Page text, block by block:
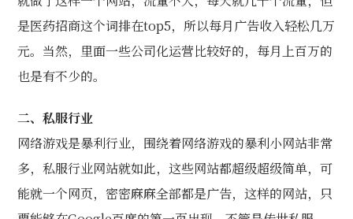
是医药招商这个词排在top5，所以每月广告收入轻松几万
元。当然，里面一些公司化运营比较好的，每月上百万的
也是有不少的。
二、私服行业
网络游戏是暴利行业，围绕着网络游戏的暴利小网站非常
多，私服行业网站就如此，这些网站都超级超级简单，可
能就一个网页，密密麻麻全部都是广告，这样的网站，只